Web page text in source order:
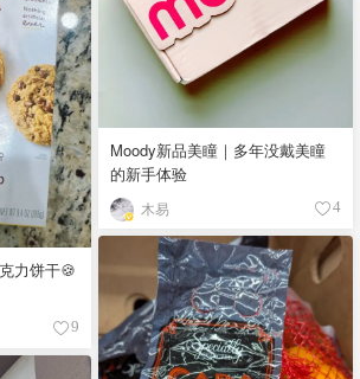
Moody新品美瞳｜多年没戴美瞳
的新手体验
木易 4
力饼干🍪
9